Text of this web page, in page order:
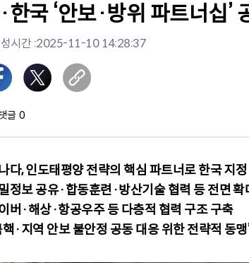
한국 ‘안보·방위 파트너십
성시간 :2025-11-10 14:28:37
댓글 0
다, 인도태평양 전략의 핵심 파트너로 한국 지정
정보 공유·합동훈련·방산기술 협력 등 전면 확
버·해상·항공우주 등 다층적 협력 구조 구축
핵·지역 안보 불안정 공동 대응 위한 전략적 동맹